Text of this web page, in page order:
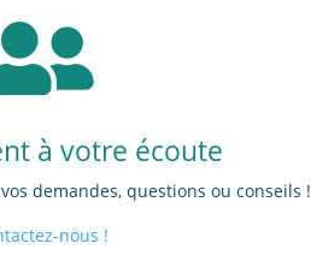
à votre écoute
demandes, questions ou conseils !
nous !